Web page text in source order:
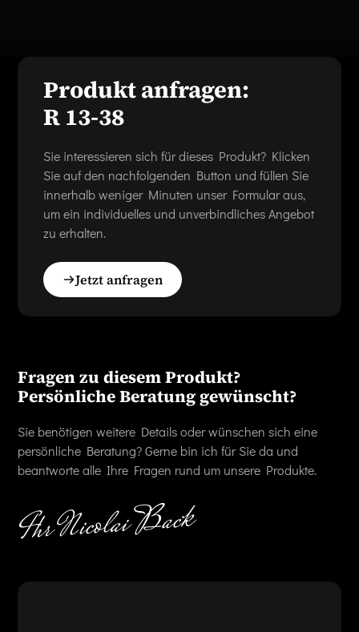
Produkt anfragen:
R 13-38
Sie interessieren sich für dieses Produkt? Klicken
Sie auf den nachfolgenden Button und füllen Sie
innerhalb weniger Minuten unser Formular aus,
um ein individuelles und unverbindliches Angebot
zu erhalten.
Jetzt anfragen
Fragen zu diesem Produkt?
Persönliche Beratung gewünscht?
Sie benötigen weitere Details oder wünschen sich eine
persönliche Beratung? Gerne bin ich für Sie da und
beantworte alle Ihre Fragen rund um unsere Produkte.